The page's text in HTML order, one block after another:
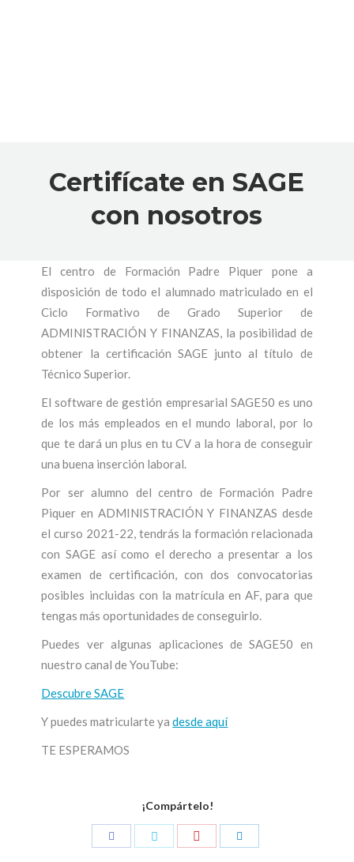
Certifícate en SAGE
con nosotros
El centro de Formación Padre Piquer pone a
disposición de todo el alumnado matriculado en el
Ciclo Formativo de Grado Superior de
ADMINISTRACIÓN Y FINANZAS, la posibilidad de
obtener la certificación SAGE junto al título de
Técnico Superior.
El software de gestión empresarial SAGE50 es uno
de los más empleados en el mundo laboral, por lo
que te dará un plus en tu CV a la hora de conseguir
una buena inserción laboral.
Por ser alumno del centro de Formación Padre
Piquer en ADMINISTRACIÓN Y FINANZAS desde
el curso 2021-22, tendrás la formación relacionada
con SAGE así como el derecho a presentar a los
examen de certificación, con dos convocatorias
posibles incluidas con la matrícula en AF, para que
tengas más oportunidades de conseguirlo.
Puedes ver algunas aplicaciones de SAGE50 en
nuestro canal de YouTube:
Descubre SAGE
Y puedes matricularte yadesde aquí
TE ESPERAMOS
¡Compártelo!
Compartir
Compartir